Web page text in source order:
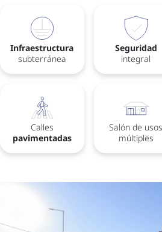
Infraestructura
subterránea
Seguridad
integral
Calles
pavimentadas
Salón de usos
múltiples